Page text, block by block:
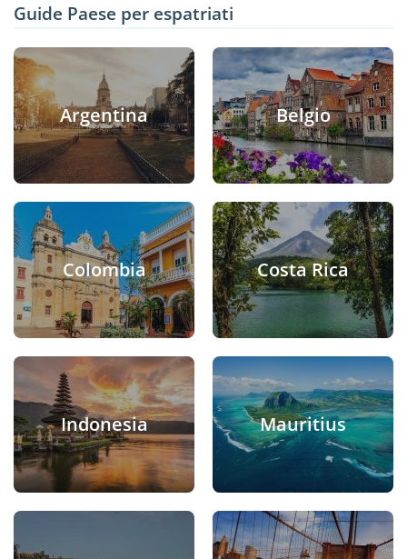
Guide Paese per espatriati
Argentina Belgio
Colombia Costa Rica
Indonesia Mauritius